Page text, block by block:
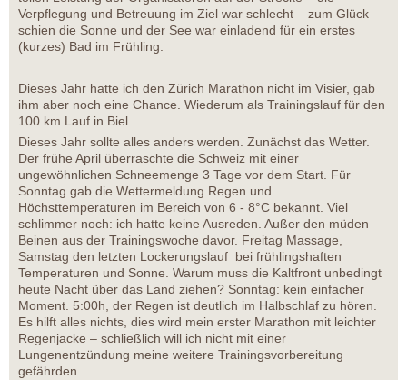
Verpflegung und Betreuung im Ziel war schlecht – zum Glück
schien die Sonne und der See war einladend für ein erstes
(kurzes) Bad im Frühling.
Dieses Jahr hatte ich den Zürich Marathon nicht im Visier, gab
ihm aber noch eine Chance. Wiederum als Trainingslauf für den
100 km Lauf in Biel.
Dieses Jahr sollte alles anders werden. Zunächst das Wetter.
Der frühe April überraschte die Schweiz mit einer
ungewöhnlichen Schneemenge 3 Tage vor dem Start. Für
Sonntag gab die Wettermeldung Regen und
Höchsttemperaturen im Bereich von 6 - 8°C bekannt. Viel
schlimmer noch: ich hatte keine Ausreden. Außer den müden
Beinen aus der Trainingswoche davor. Freitag Massage,
Samstag den letzten Lockerungslauf bei frühlingshaften
Temperaturen und Sonne. Warum muss die Kaltfront unbedingt
heute Nacht über das Land ziehen? Sonntag: kein einfacher
Moment. 5:00h, der Regen ist deutlich im Halbschlaf zu hören.
Es hilft alles nichts, dies wird mein erster Marathon mit leichter
Regenjacke – schließlich will ich nicht mit einer
Lungenentzündung meine weitere Trainingsvorbereitung
gefährden.